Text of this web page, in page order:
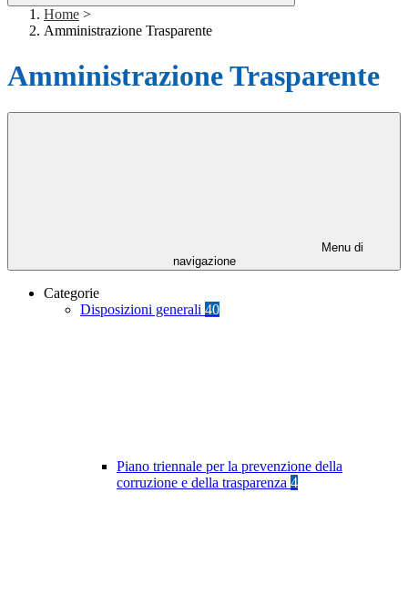
Home >
Amministrazione Trasparente
Amministrazione Trasparente
Menu di
navigazione
Categorie
Disposizioni generali 40
Piano triennale per la prevenzione della
corruzione e della trasparenza 4